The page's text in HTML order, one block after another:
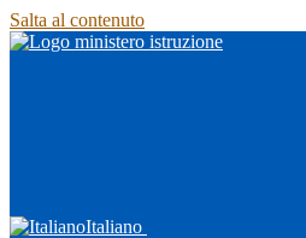
Salta al contenuto
Italiano